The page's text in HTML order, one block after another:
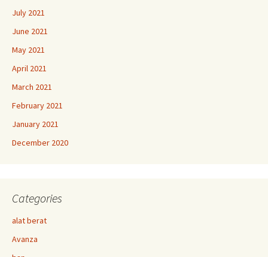
July 2021
June 2021
May 2021
April 2021
March 2021
February 2021
January 2021
December 2020
Categories
alat berat
Avanza